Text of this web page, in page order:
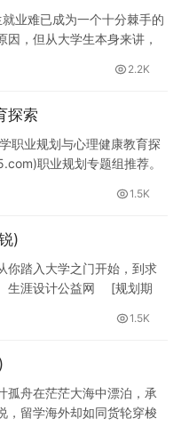
业难已成为一个十分棘手的
，但从大学生本身来讲，
2.2K
探索
职业规划与心理健康教育探
职业规划专题组推荐。
1.5K
)
你踏入大学之门开始，到求
生涯设计公益网 [规划期
1.5K
孤舟在茫茫大海中漂泊，承
，留学海外却如同货轮穿梭